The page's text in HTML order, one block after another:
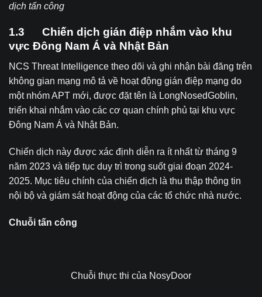
dịch tấn công
1.3 Chiến dịch gián điệp nhắm vào khu
vực Đông Nam Á và Nhật Bản
NCS Threat Intelligence theo dõi và ghi nhận bài đăng trên
không gian mạng mô tả về hoạt động gián điệp mạng do
một nhóm APT mới, được đặt tên là LongNosedGoblin,
triển khai nhắm vào các cơ quan chính phủ tại khu vực
Đông Nam Á và Nhật Bản.
Chiến dịch này được xác định diễn ra ít nhất từ tháng 9
năm 2023 và tiếp tục duy trì trong suốt giai đoạn 2024-
2025. Mục tiêu chính của chiến dịch là thu thập thông tin
nội bộ và giám sát hoạt động của các tổ chức nhà nước.
Chuỗi tấn công
Chuỗi thực thi của NosyDoor